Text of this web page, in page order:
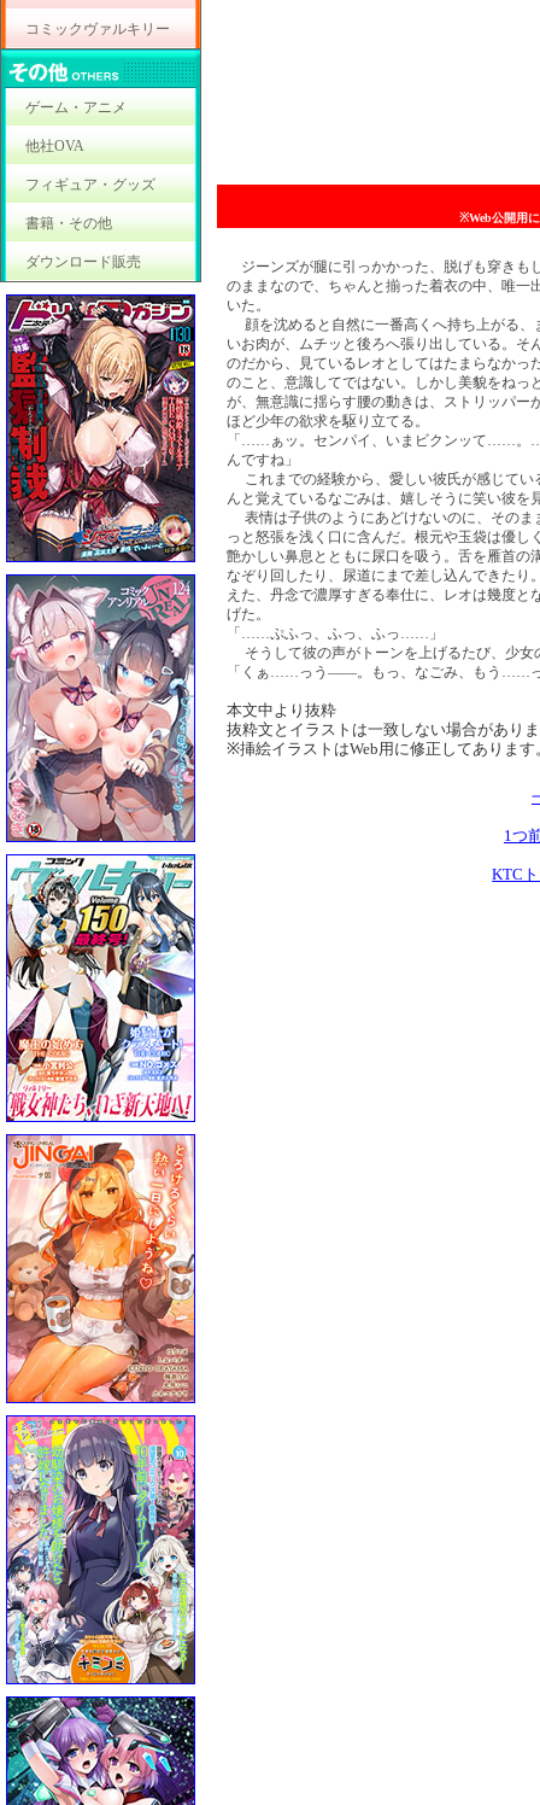
コミックヴァルキリー
ゲーム・アニメ
他社OVA
フィギュア・グッズ
書籍・その他
ダウンロード販売
※Web公開用
ジーンズが腿に引っかかった、脱げも穿きも
のままなので、ちゃんと揃った着衣の中、唯一
いた。
顔を沈めると自然に一番高くへ持ち上がる、
いお肉が、ムチッと後ろへ張り出している。そ
のだから、見ているレオとしてはたまらなかっ
のこと、意識してではない。しかし美貌をねっ
が、無意識に揺らす腰の動きは、ストリッパー
ほど少年の欲求を駆り立てる。
「……ぁッ。センパイ、いまビクンッて……。
んですね」
これまでの経験から、愛しい彼氏が感じてい
んと覚えているなごみは、嬉しそうに笑い彼を
表情は子供のようにあどけないのに、そのま
っと怒張を浅く口に含んだ。根元や玉袋は優し
艶かしい鼻息とともに尿口を吸う。舌を雁首の
なぞり回したり、尿道にまで差し込んできたり
えた、丹念で濃厚すぎる奉仕に、レオは幾度と
げた。
「……ぷふっ、ふっ、ふっ……」
そうして彼の声がトーンを上げるたび、少女
「くぁ……っう――。もっ、なごみ、もう……
本文中より抜粋
抜粋文とイラストは一致しない場合があり
※挿絵イラストはWeb用に修正してあります
1つ
KTC